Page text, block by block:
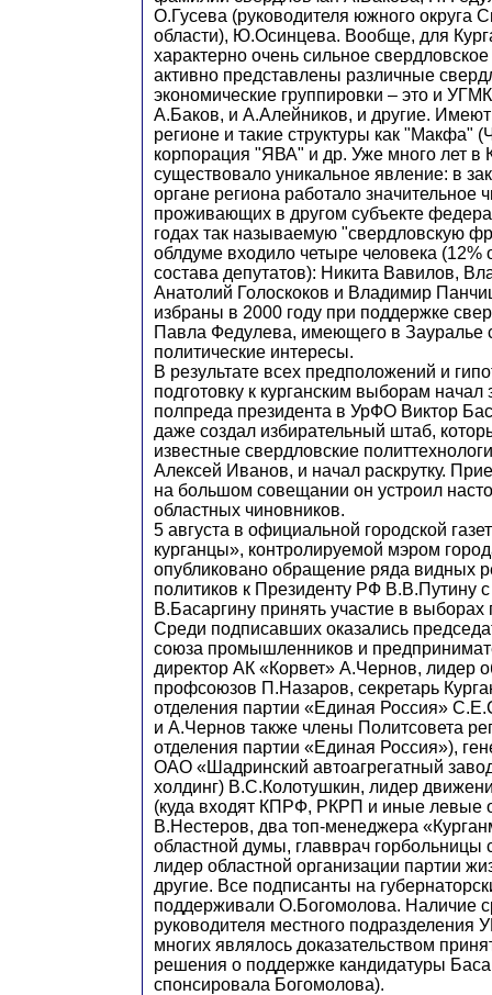
О.Гусева (руководителя южного округа
области), Ю.Осинцева. Вообще, для
характерно очень сильное
активно представлены различные
экономические группировки – это и
А.Баков, и А.Алейников, и другие.
регионе и такие структуры как "Макфа"
корпорация "ЯВА" и др. Уже много лет в
существовало уникальное явление: в
органе региона работало значительное
проживающих в другом субъекте
годах так называемую "свердловскую
облдуме входило четыре человека (12%
состава депутатов): Никита Вавилов,
Анатолий Голоскоков и Владимир
избраны в 2000 году при поддержке
Павла Федулева, имеющего в Зауралье
политические интересы.
В результате всех предположений и
подготовку к курганским выборам начал
полпреда президента в УрФО Виктор
даже создал избирательный штаб,
известные свердловские
Алексей Иванов, и начал раскрутку.
на большом совещании он устроил
областных чиновников.
5 августа в официальной городской
курганцы», контролируемой мэром
опубликовано обращение ряда видных
политиков к Президенту РФ В.В.Путину
В.Басаргину принять участие в выборах
Среди подписавших оказались
союза промышленников и
директор АК «Корвет» А.Чернов, лидер
профсоюзов П.Назаров, секретарь
отделения партии «Единая Россия»
и А.Чернов также члены Политсовета
отделения партии «Единая Россия»),
ОАО «Шадринский автоагрегатный
холдинг) В.С.Колотушкин, лидер
(куда входят КПРФ, РКРП и иные левые
В.Нестеров, два топ-менеджера
областной думы, главврач горбольницы
лидер областной организации партии
другие. Все подписанты на
поддерживали О.Богомолова. Наличие
руководителя местного подразделения
многих являлось доказательством
решения о поддержке кандидатуры
спонсировала Богомолова).